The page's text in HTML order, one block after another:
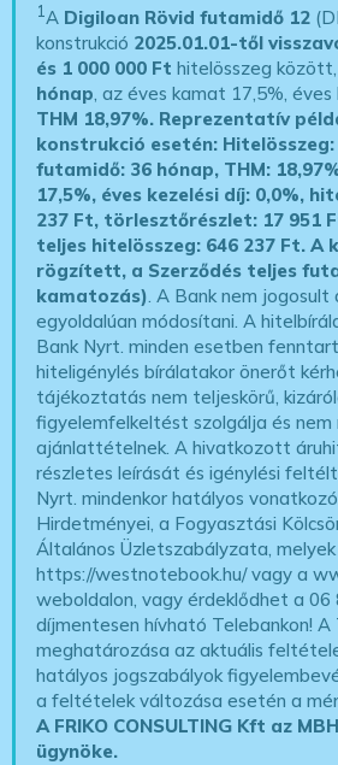
1A Digiloan Rövid futamidő 12
konstrukció 2025.01.01-től
és 1 000 000 Ft hitelösszeg
hónap, az éves kamat 17,5%, éves
THM 18,97%. Reprezentatív
konstrukció esetén: Hitelösszeg:
futamidő: 36 hónap, THM:
17,5%, éves kezelési díj: 0,0%,
237 Ft, törlesztőrészlet: 17 951
teljes hitelösszeg: 646 237 Ft.A
rögzített, a Szerződés teljes
kamatozás). A Bank nem
egyoldalúan módosítani. A
Bank Nyrt. minden esetben
hiteligénylés bírálatakor önerőt
tájékoztatás nem teljeskörű,
figyelemfelkeltést szolgálja és nem
ajánlattételnek. A hivatkozott
részletes leírását és igénylési
Nyrt. mindenkor hatályos
Hirdetményei, a Fogyasztási
Általános Üzletszabályzata,
https://westnotebook.hu/vagy a
weboldalon, vagy érdeklődhet a 06
díjmentesen hívható Telebankon! A
meghatározása az aktuális
hatályos jogszabályok
a feltételek változása esetén a
A FRIKO CONSULTING Kft az
ügynöke.